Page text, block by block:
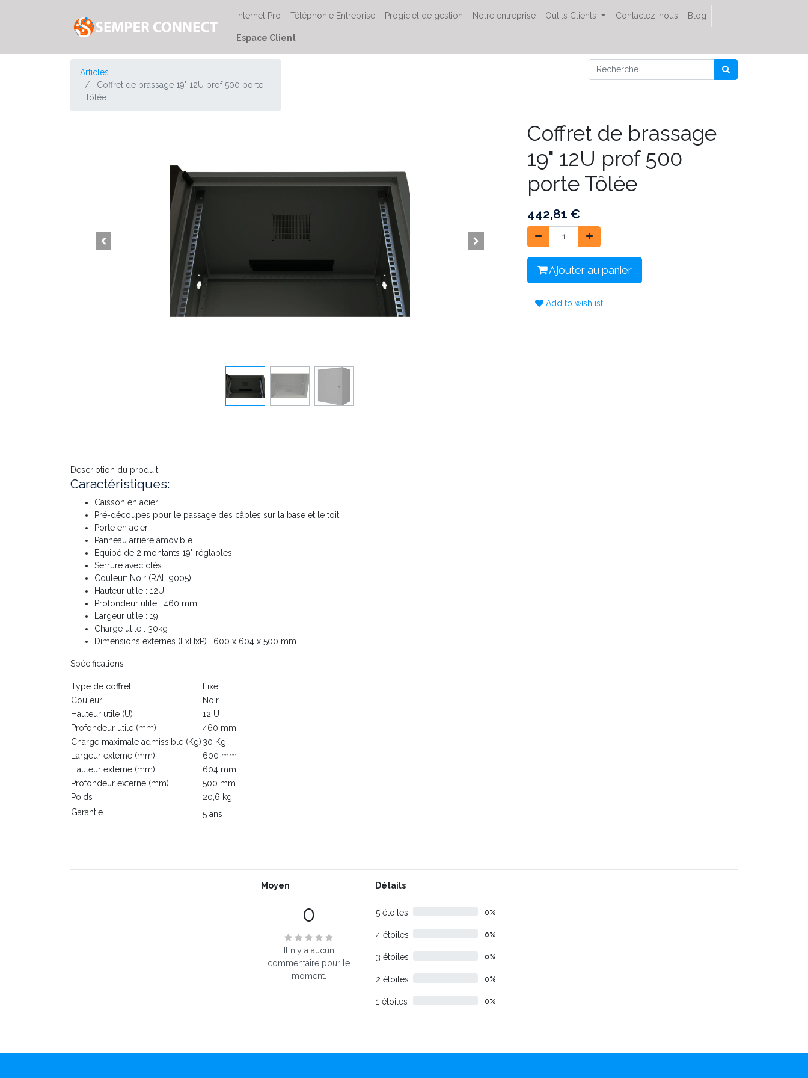
Internet Pro Téléphonie Entreprise Progiciel de gestion Notre entreprise Outils Clients Contactez-nous Blog
Espace Client
Articles
Coffret de brassage 19" 12U prof 500 porte
Tôlée
Coffret de brassage
19" 12U prof 500
porte Tôlée
442,81 €
Ajouter au panier
Add to wishlist
Description du produit
Caractéristiques:
Caisson en acier
Pré-découpes pour le passage des câbles sur la base et le toit
Porte en acier
Panneau arrière amovible
Equipé de 2 montants 19" réglables
Serrure avec clés
Couleur: Noir (RAL 9005)
Hauteur utile : 12U
Profondeur utile : 460 mm
Largeur utile : 19''
Charge utile : 30kg
Dimensions externes (LxHxP) : 600 x 604 x 500 mm
Spécifications
Type de coffret
Fixe
Couleur
Noir
Hauteur utile (U)
12 U
Profondeur utile (mm)
460 mm
Charge maximale admissible (Kg) 30 Kg
Largeur externe (mm)
600 mm
Hauteur externe (mm)
604 mm
Profondeur externe (mm)
500 mm
Poids
20,6 kg
Garantie
5 ans
Moyen
0
Il n'y a aucun
commentaire pour le
moment.
Détails
5 étoiles 0%
4 étoiles 0%
3 étoiles 0%
2 étoiles 0%
1 étoiles 0%